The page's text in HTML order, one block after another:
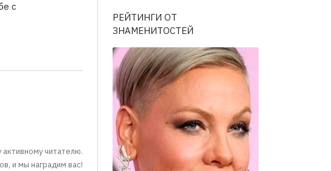
с
читателю.
и мы наградим вас!
РЕЙТИНГИ ОТ
ЗНАМЕНИТОСТЕЙ